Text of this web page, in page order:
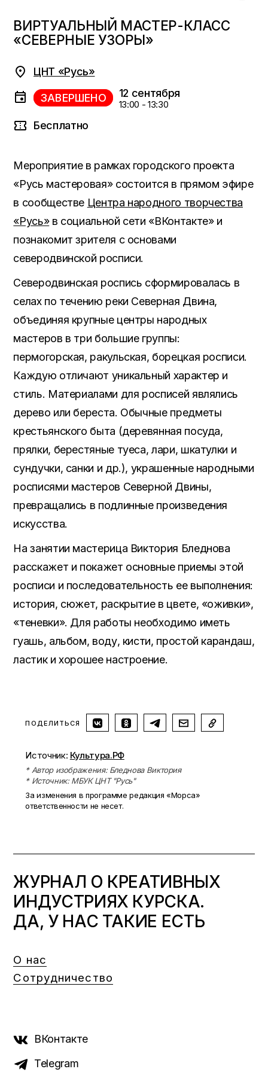
ВИРТУАЛЬНЫЙ МАСТЕР-КЛАСС
«СЕВЕРНЫЕ УЗОРЫ»
ЦНТ «Русь»
ЗАВЕРШЕНО 12 сентября
13:00 - 13:30
Бесплатно
Мероприятие в рамках городского проекта
«Русь мастеровая» состоится в прямом эфире
в сообществе Центра народного творчества
«Русь»в социальной сети «ВКонтакте» и
познакомит зрителя с основами
северодвинской росписи.
Северодвинская роспись сформировалась в
селах по течению реки Северная Двина,
объединяя крупные центры народных
мастеров в три большие группы:
пермогорская, ракульская, борецкая росписи.
Каждую отличают уникальный характер и
стиль. Материалами для росписей являлись
дерево или береста. Обычные предметы
крестьянского быта (деревянная посуда,
прялки, берестяные туеса, лари, шкатулки и
сундучки, санки и др.), украшенные народными
росписями мастеров Северной Двины,
превращались в подлинные произведения
искусства.
На занятии мастерица Виктория Бледнова
расскажет и покажет основные приемы этой
росписи и последовательность ее выполнения:
история, сюжет, раскрытие в цвете, «оживки»,
«теневки». Для работы необходимо иметь
гуашь, альбом, воду, кисти, простой карандаш,
ластик и хорошее настроение.
ПОДЕЛИТЬСЯ
Источник: Культура.РФ
* Автор изображения: Бледнова Виктория
* Источник: МБУК ЦНТ "Русь"
За изменения в программе редакция «Морса»
ответственности не несет.
ЖУРНАЛ О КРЕАТИВНЫХ
ИНДУСТРИЯХ КУРСКА.
ДА, У НАС ТАКИЕ ЕСТЬ
О нас
Сотрудничество
ВКонтакте
Telegram